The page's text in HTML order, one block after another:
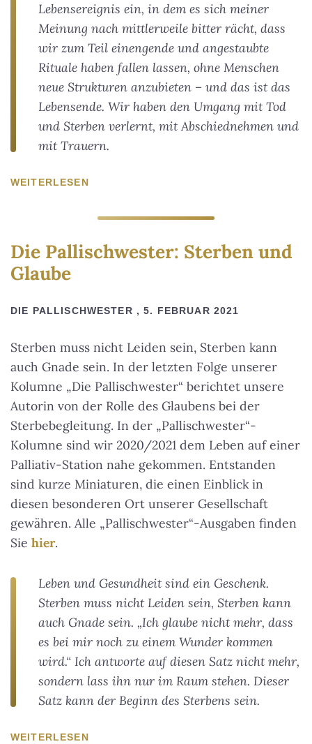
Lebensereignis ein, in dem es sich meiner
Meinung nach mittlerweile bitter rächt, dass
wir zum Teil einengende und angestaubte
Rituale haben fallen lassen, ohne Menschen
neue Strukturen anzubieten – und das ist das
Lebensende. Wir haben den Umgang mit Tod
und Sterben verlernt, mit Abschiednehmen und
mit Trauern.
WEITERLESEN
Die Pallischwester: Sterben und
Glaube
DIE PALLISCHWESTER , 5. FEBRUAR 2021
Sterben muss nicht Leiden sein, Sterben kann
auch Gnade sein. In der letzten Folge unserer
Kolumne „Die Pallischwester“ berichtet unsere
Autorin von der Rolle des Glaubens bei der
Sterbebegleitung. In der „Pallischwester“-
Kolumne sind wir 2020/2021 dem Leben auf einer
Palliativ-Station nahe gekommen. Entstanden
sind kurze Miniaturen, die einen Einblick in
diesen besonderen Ort unserer Gesellschaft
gewähren. Alle „Pallischwester“-Ausgaben finden
Sie hier.
Leben und Gesundheit sind ein Geschenk.
Sterben muss nicht Leiden sein, Sterben kann
auch Gnade sein. „Ich glaube nicht mehr, dass
es bei mir noch zu einem Wunder kommen
wird.“ Ich antworte auf diesen Satz nicht mehr,
sondern lass ihn nur im Raum stehen. Dieser
Satz kann der Beginn des Sterbens sein.
WEITERLESEN